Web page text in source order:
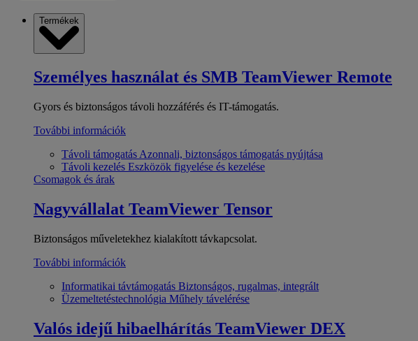
Termékek
Személyes használat és SMB TeamViewer Remote
Gyors és biztonságos távoli hozzáférés és IT-támogatás.
További információk
Távoli támogatás Azonnali, biztonságos támogatás nyújtása
Távoli kezelés Eszközök figyelése és kezelése
Csomagok és árak
Nagyvállalat TeamViewer Tensor
Biztonságos műveletekhez kialakított távkapcsolat.
További információk
Informatikai távtámogatás Biztonságos, rugalmas, integrált
Üzemeltetéstechnológia Műhely távelérése
Valós idejű hibaelhárítás TeamViewer DEX